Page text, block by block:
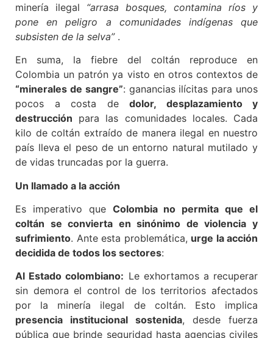
minería ilegal “arrasa bosques, contamina ríos y
pone en peligro a comunidades indígenas que
subsisten de la selva”.
En suma, la fiebre del coltán reproduce en
Colombia un patrón ya visto en otros contextos de
“minerales de sangre”: ganancias ilícitas para unos
pocos a costa de dolor, desplazamiento y
destrucción para las comunidades locales. Cada
kilo de coltán extraído de manera ilegal en nuestro
país lleva el peso de un entorno natural mutilado y
de vidas truncadas por la guerra.
Un llamado a la acción
Es imperativo que Colombia no permita que el
coltán se convierta en sinónimo de violencia y
sufrimiento. Ante esta problemática, urge la acción
decidida de todos los sectores:
Al Estado colombiano: Le exhortamos a recuperar
sin demora el control de los territorios afectados
por la minería ilegal de coltán. Esto implica
presencia institucional sostenida, desde fuerza
pública que brinde seguridad hasta agencias civiles